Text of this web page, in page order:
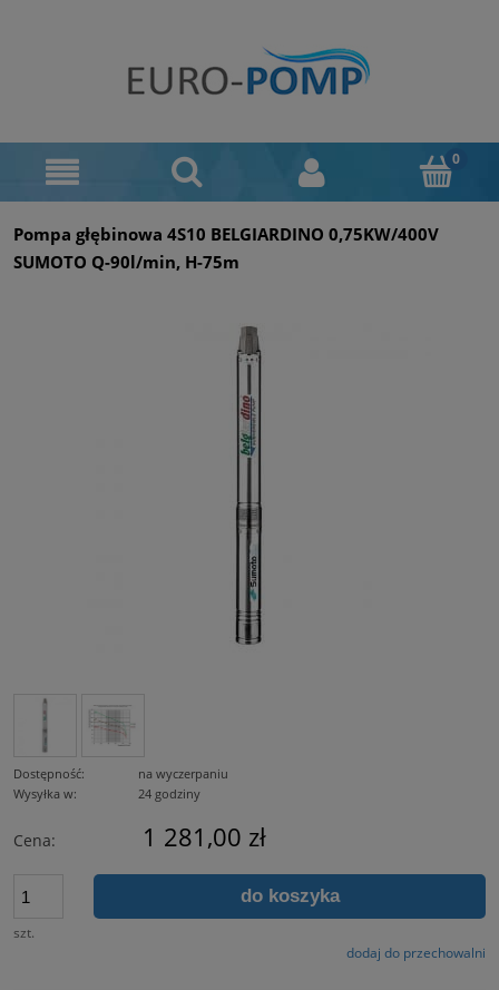
Pompa głębinowa 4S10 BELGIARDINO 0,75KW/400V
SUMOTO Q-90l/min, H-75m
Dostępność:
na wyczerpaniu
Wysyłka w:
24 godziny
Cena: 1 281,00 zł
szt.
do koszyka
dodaj do przechowalni